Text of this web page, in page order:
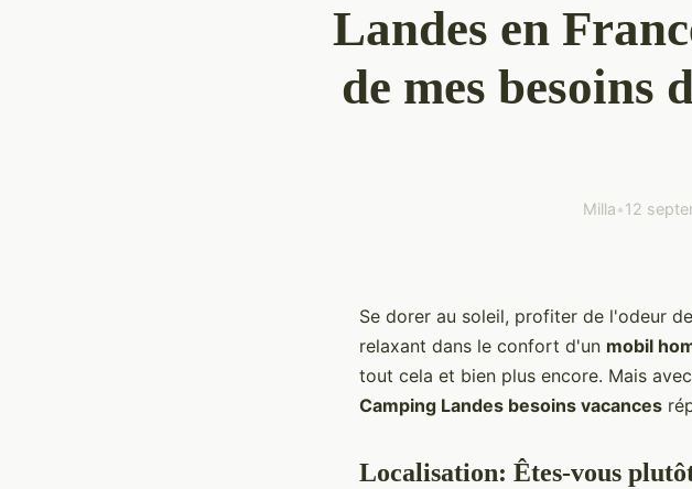
Landes en
de mes besoins
Milla•12
Se dorer au soleil, profiter de l'odeur
relaxant dans le confort d'un mobil
tout cela et bien plus encore. Mais
Camping Landes besoins vacances
Localisation: Êtes-vous